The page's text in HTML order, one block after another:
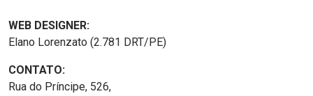
WEB DESIGNER:
Elano Lorenzato (2.781 DRT/PE)
CONTATO:
Rua do Príncipe, 526,